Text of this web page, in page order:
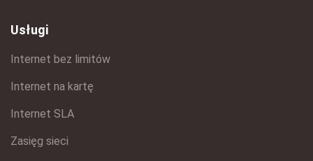
Usługi
Internet bez limitów
Internet na kartę
Internet SLA
Zasięg sieci